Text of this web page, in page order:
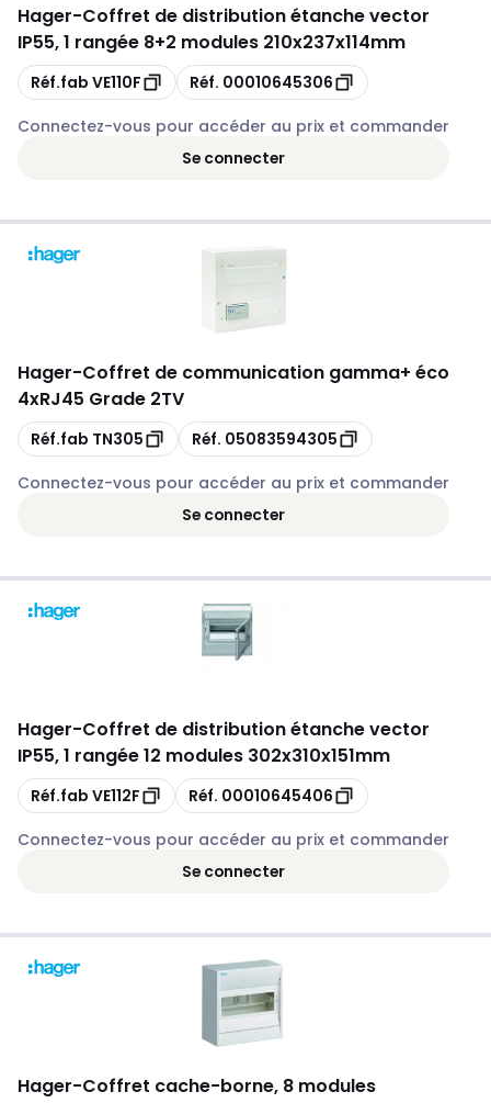
Hager-Coffret de distribution étanche vector
IP55, 1 rangée 8+2 modules 210x237x114mm
Copie
Réf.fab VE110F Copie
Réf. 00010645306
Connectez-vous pour accéder au prix et commander
Se connecter
Hager-Coffret de communication gamma+ éco
4xRJ45 Grade 2TV
Copie
Réf.fab TN305 Copie
Réf. 05083594305
Connectez-vous pour accéder au prix et commander
Se connecter
Hager-Coffret de distribution étanche vector
IP55, 1 rangée 12 modules 302x310x151mm
Copie
Réf.fab VE112F Copie
Réf. 00010645406
Connectez-vous pour accéder au prix et commander
Se connecter
Hager-Coffret cache-borne, 8 modules